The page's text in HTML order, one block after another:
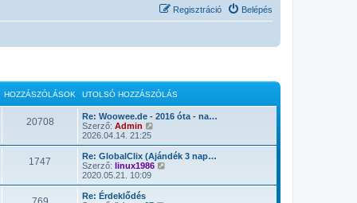
Belépés
Regisztráció
HOZZÁSZÓLÁSOK UTOLSÓ HOZZÁSZÓLÁS
20708
Re: Woowee.de - 2016 óta - na…
Szerző: Admin
o
l
s
ó
z
2026.04.14. 21:25
1747
Re: GlobalClix (Ajándék 3 nap…
Szerző: linux1986
o
2020.05.21. 10:09
Re: Érdeklődés